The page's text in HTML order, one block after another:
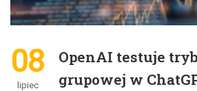
08
lipiec
OpenAI testuje
grupowej w